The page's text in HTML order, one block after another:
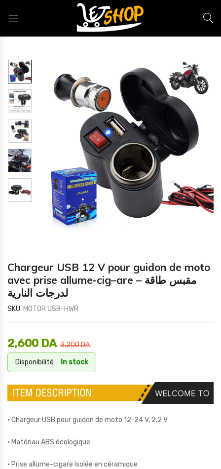
Chargeur USB 12 V pour guidon de moto
avec prise allume-cig–are – مقبس طاقة
لدرجات النارية
SKU: MOTOR USB-HWR
3,200DA
2,600 DA
Disponibilité : In stock
• Chargeur USB pour guidon de moto 12-24 V, 2,2 V
• Matériau ABS écologique
• Prise allume-cigare isolée en céramique